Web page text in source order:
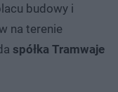
budowy i
na terenie
spółka Tramwaje